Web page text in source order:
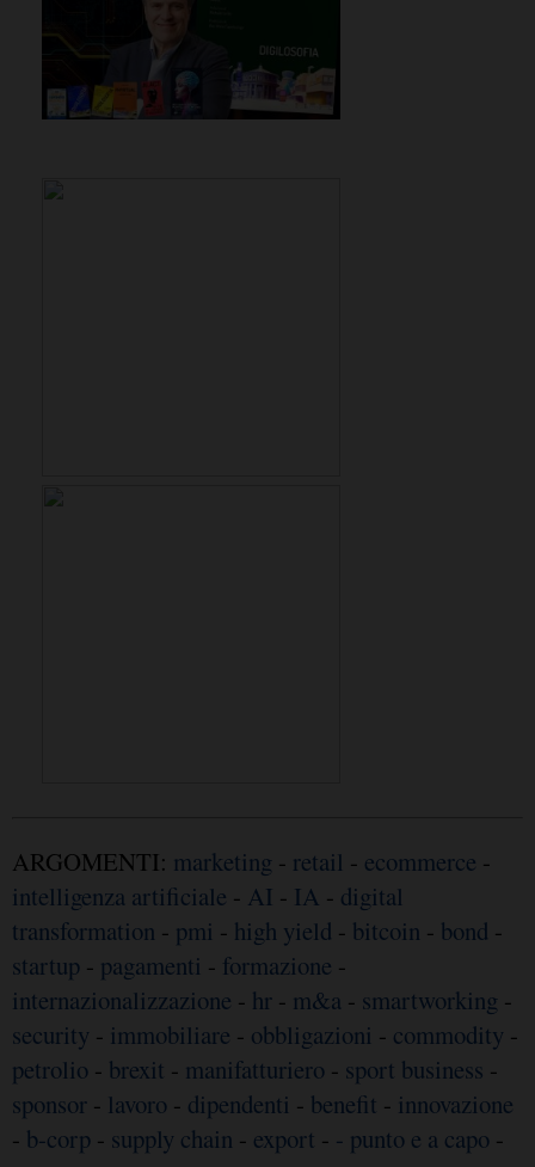
ARGOMENTI: marketing - retail - ecommerce -
intelligenza artificiale - AI - IA - digital
transformation - pmi - high yield - bitcoin - bond -
startup - pagamenti - formazione -
internazionalizzazione - hr - m&a - smartworking -
security - immobiliare - obbligazioni - commodity -
petrolio - brexit - manifatturiero - sport business -
sponsor - lavoro - dipendenti - benefit - innovazione
- b-corp - supply chain - export - - punto e a capo -